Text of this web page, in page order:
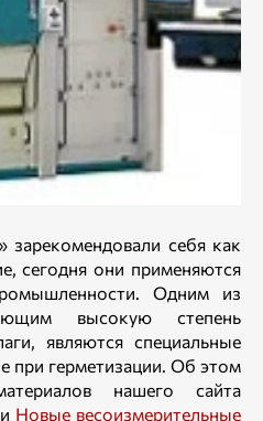
зарекомендовали себя как
сегодня они применяются
Одним из
высокую степень
являются специальные
при герметизации. Об этом
нашего сайта
Новые весоизмерительные